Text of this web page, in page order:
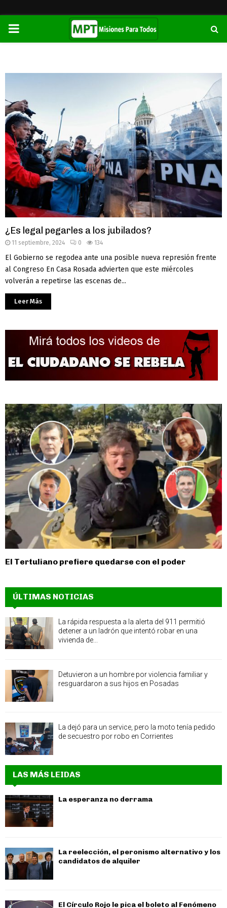
PRIMARY
¿Es legal pegarles a los jubilados?
11 septiembre, 2024 0 134
El Gobierno se regodea ante una posible nueva represión frente
al Congreso En Casa Rosada advierten que este miércoles
volverán a repetirse las escenas de...
Leer Más
El Tertuliano prefiere quedarse con el poder
ÚLTIMAS NOTICIAS
La rápida respuesta a la alerta del 911 permitió
detener a un ladrón que intentó robar en una
vivienda de...
Detuvieron a un hombre por violencia familiar y
resguardaron a sus hijos en Posadas
La dejó para un service, pero la moto tenía pedido
de secuestro por robo en Corrientes
LAS MÁS LEIDAS
La esperanza no derrama
La reelección, el peronismo alternativo y los
candidatos de alquiler
El Círculo Rojo le pica el boleto al Fenómeno